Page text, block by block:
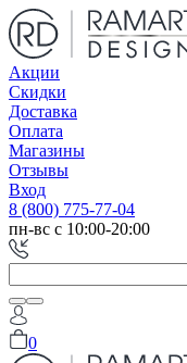
Акции
Скидки
Доставка
Оплата
Магазины
Отзывы
Вход
8 (800) 775-77-04
пн-вс с 10:00-20:00
0